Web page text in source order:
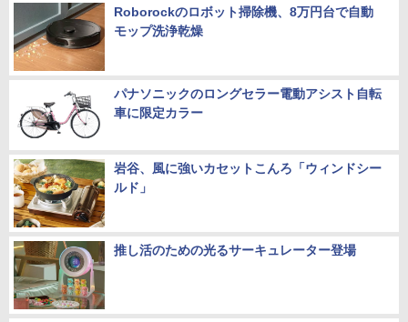
Roborockのロボット掃除機、8万円台で自動
モップ洗浄乾燥
パナソニックのロングセラー電動アシスト自転
車に限定カラー
岩谷、風に強いカセットこんろ「ウィンドシー
ルド」
推し活のための光るサーキュレーター登場